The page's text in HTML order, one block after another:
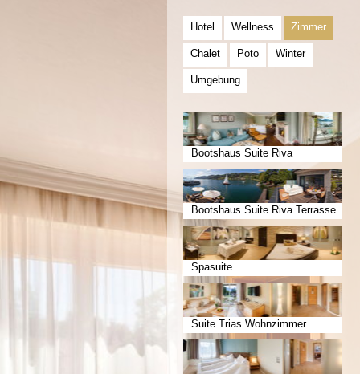
Hotel Wellness Zimmer
Chalet Poto Winter
Umgebung
Bootshaus Suite Riva
Bootshaus Suite Riva Terrasse
Spasuite
Suite Trias Wohnzimmer